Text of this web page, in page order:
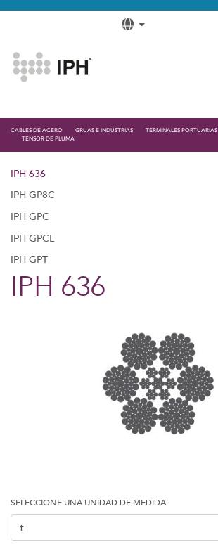
CABLES DE ACERO GRUAS E INDUSTRIAS TERMINALES PORTUARIAS
TENSOR DE PLUMA
IPH 636
IPH GP8C
IPH GPC
IPH GPCL
IPH GPT
IPH 636
SELECCIONE UNA UNIDAD DE MEDIDA